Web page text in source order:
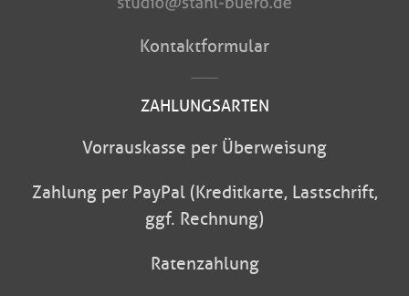
Kontaktformular
ZAHLUNGSARTEN
Vorrauskasse per Überweisung
Zahlung per PayPal (Kreditkarte, Lastschrift,
ggf. Rechnung)
Ratenzahlung